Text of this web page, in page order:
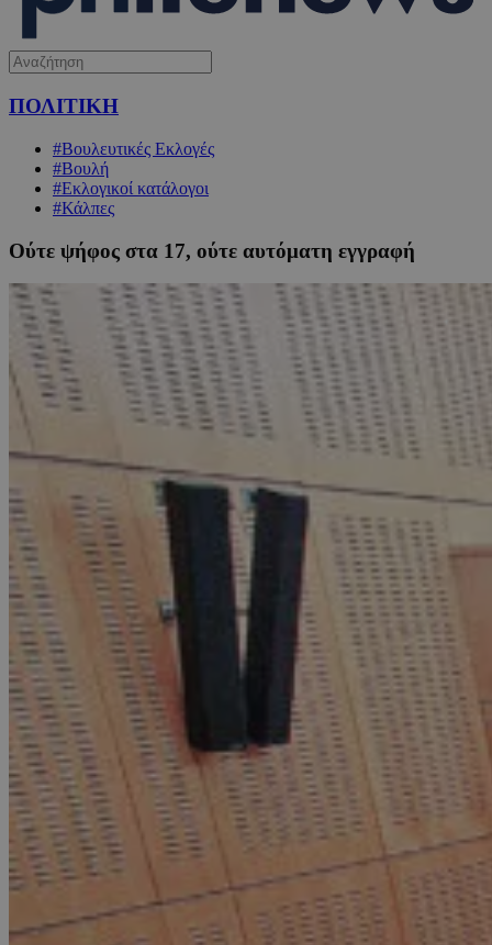
ΠΟΛΙΤΙΚΗ
#Βουλευτικές Εκλογές
#Βουλή
#Εκλογικοί κατάλογοι
#Κάλπες
Ούτε ψήφος στα 17, ούτε αυτόματη εγγραφή